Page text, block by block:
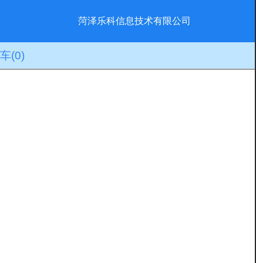
菏泽乐科信息技术有限公司
(0)